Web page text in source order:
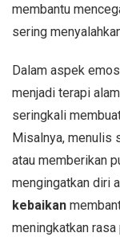
membantu
sering
Dalam aspek
menjadi terapi
seringkali
Misalnya, menulis
atau memberikan
mengingatkan diri
kebaikan
meningkatkan